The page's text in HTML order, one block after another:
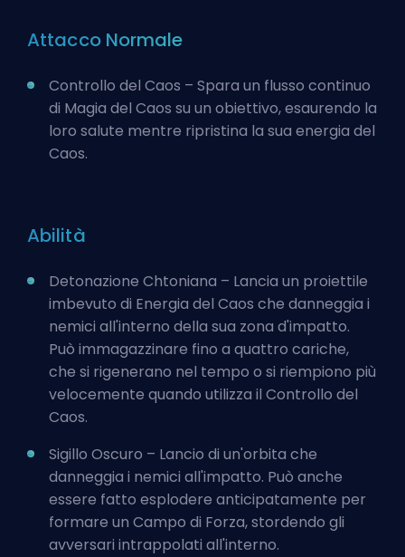
Attacco Normale
Controllo del Caos – Spara un flusso continuo
di Magia del Caos su un obiettivo, esaurendo la
loro salute mentre ripristina la sua energia del
Caos.
Abilità
Detonazione Chtoniana – Lancia un proiettile
imbevuto di Energia del Caos che danneggia i
nemici all'interno della sua zona d'impatto.
Può immagazzinare fino a quattro cariche,
che si rigenerano nel tempo o si riempiono più
velocemente quando utilizza il Controllo del
Caos.
Sigillo Oscuro – Lancio di un'orbita che
danneggia i nemici all'impatto. Può anche
essere fatto esplodere anticipatamente per
formare un Campo di Forza, stordendo gli
avversari intrappolati all'interno.